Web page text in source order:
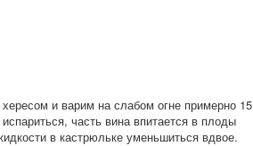
и варим на слабом огне примерно 15
часть вина впитается в плоды
в кастрюльке уменьшиться вдвое.